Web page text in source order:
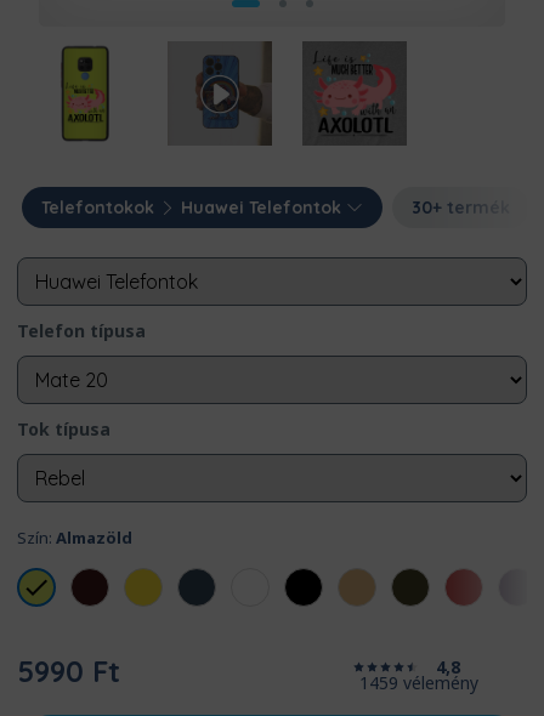
Telefontokok Huawei Telefontok 30+ termék
Telefon típusa
Tok típusa
Szín: Almazöld
5990 Ft 4,8
1459 vélemény